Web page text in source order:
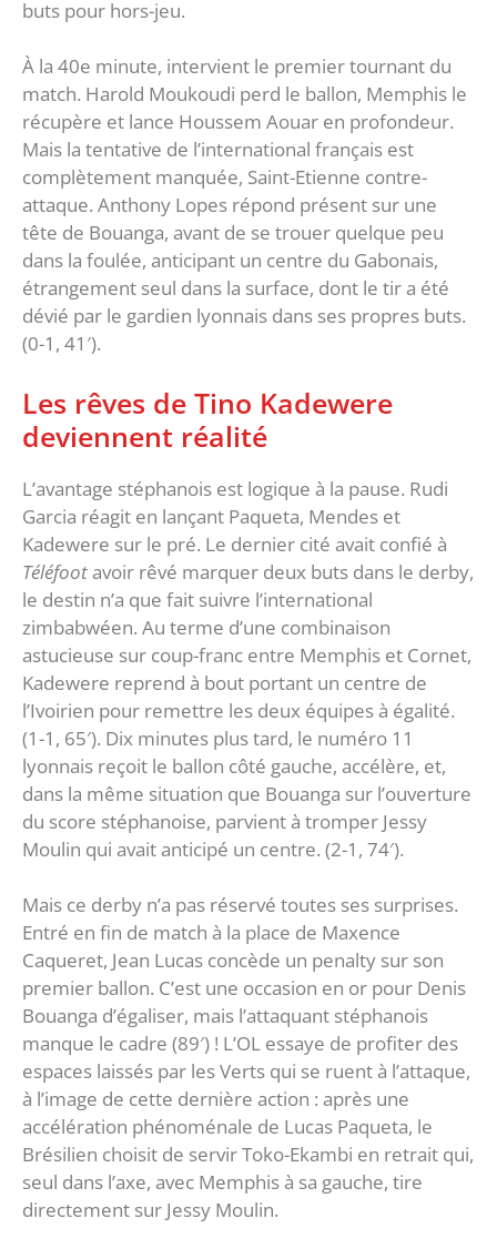
buts pour hors-jeu.
À la 40e minute, intervient le premier tournant du
match. Harold Moukoudi perd le ballon, Memphis le
récupère et lance Houssem Aouar en profondeur.
Mais la tentative de l’international français est
complètement manquée, Saint-Etienne contre-
attaque. Anthony Lopes répond présent sur une
tête de Bouanga, avant de se trouer quelque peu
dans la foulée, anticipant un centre du Gabonais,
étrangement seul dans la surface, dont le tir a été
dévié par le gardien lyonnais dans ses propres buts.
(0-1, 41′).
Les rêves de Tino Kadewere
deviennent réalité
L’avantage stéphanois est logique à la pause. Rudi
Garcia réagit en lançant Paqueta, Mendes et
Kadewere sur le pré. Le dernier cité avait confié à
Téléfootavoir rêvé marquer deux buts dans le derby,
le destin n’a que fait suivre l’international
zimbabwéen. Au terme d’une combinaison
astucieuse sur coup-franc entre Memphis et Cornet,
Kadewere reprend à bout portant un centre de
l’Ivoirien pour remettre les deux équipes à égalité.
(1-1, 65′). Dix minutes plus tard, le numéro 11
lyonnais reçoit le ballon côté gauche, accélère, et,
dans la même situation que Bouanga sur l’ouverture
du score stéphanoise, parvient à tromper Jessy
Moulin qui avait anticipé un centre. (2-1, 74′).
Mais ce derby n’a pas réservé toutes ses surprises.
Entré en fin de match à la place de Maxence
Caqueret, Jean Lucas concède un penalty sur son
premier ballon. C’est une occasion en or pour Denis
Bouanga d’égaliser, mais l’attaquant stéphanois
manque le cadre (89′) ! L’OL essaye de profiter des
espaces laissés par les Verts qui se ruent à l’attaque,
à l’image de cette dernière action : après une
accélération phénoménale de Lucas Paqueta, le
Brésilien choisit de servir Toko-Ekambi en retrait qui,
seul dans l’axe, avec Memphis à sa gauche, tire
directement sur Jessy Moulin.